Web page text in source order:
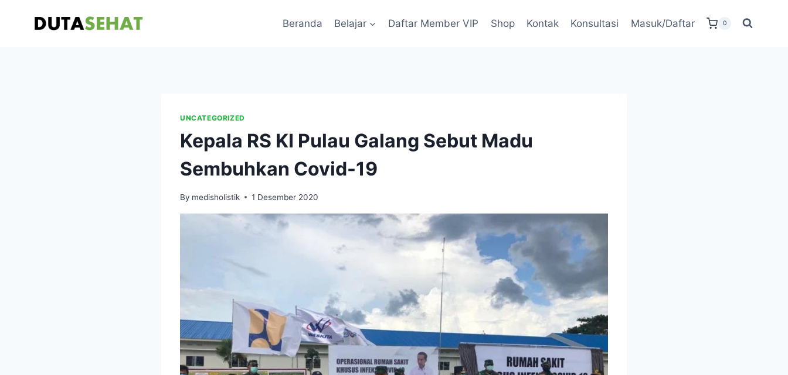
Beranda Belajar Daftar Member VIP Shop Kontak Konsultasi Masuk/Daftar 0
UNCATEGORIZED
Kepala RS KI Pulau Galang Sebut Madu
Sembuhkan Covid-19
By medisholistik 1 Desember 2020